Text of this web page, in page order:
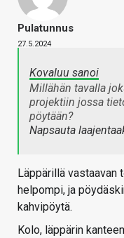
Pulatunnus
27.5.2024
Kovaluu sanoi
Millähän tavalla
projektiin jossa
pöytään?
Napsauta
Läppärillä
helpompi, ja
kahvipöytä.
Kolo, läppärin